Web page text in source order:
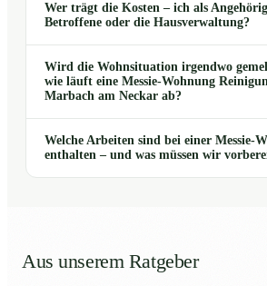
Wer trägt die Kosten – ich als
Betroffene oder die Hausverwaltung?
Wird die Wohnsituation irgendwo
wie läuft eine Messie-Wohnung
Marbach am Neckar ab?
Welche Arbeiten sind bei einer Messie-
enthalten – und was müssen wir
Aus unserem Ratgeber